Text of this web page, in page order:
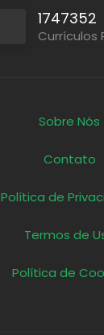
1747352
Currículos
Sobre Nós
Contato
Política de
Termos de
Política de